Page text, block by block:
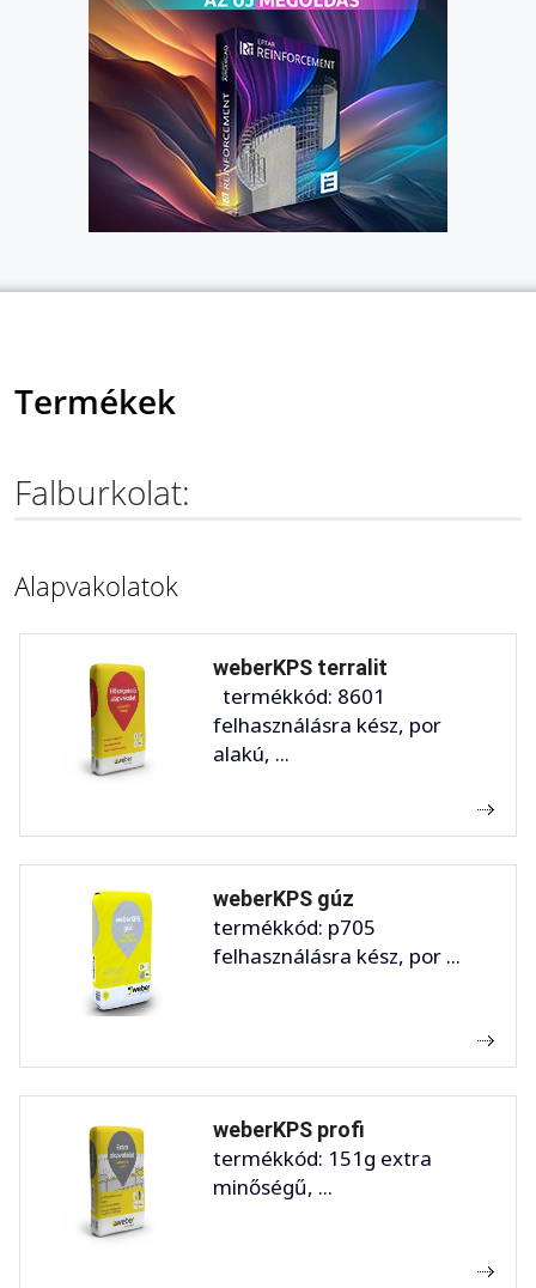
Termékek
Falburkolat:
Alapvakolatok
weberKPS terralit
termékkód: 8601
felhasználásra kész, por
alakú, ...
weberKPS gúz
termékkód: p705
felhasználásra kész, por ...
weberKPS profi
termékkód: 151g extra
minőségű, ...